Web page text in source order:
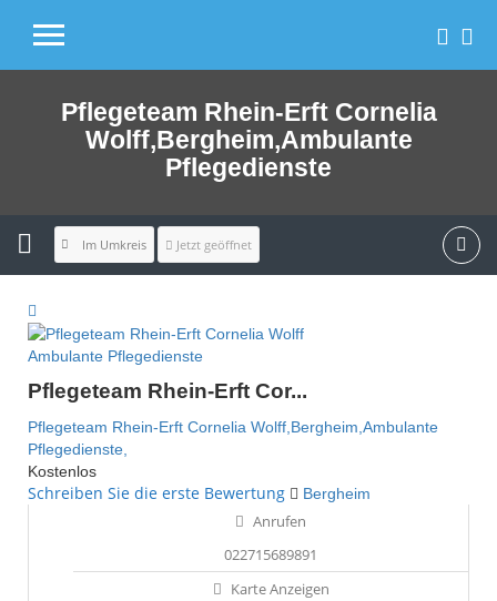
Pflegeteam Rhein-Erft Cornelia
Wolff,Bergheim,Ambulante
Pflegedienste
Im Umkreis Jetzt geöffnet
Ambulante Pflegedienste
Pflegeteam Rhein-Erft Cor...
Pflegeteam Rhein-Erft Cornelia Wolff,Bergheim,Ambulante
Pflegedienste,
Kostenlos
Schreiben Sie die erste Bewertung Bergheim
Anrufen
022715689891
Karte Anzeigen